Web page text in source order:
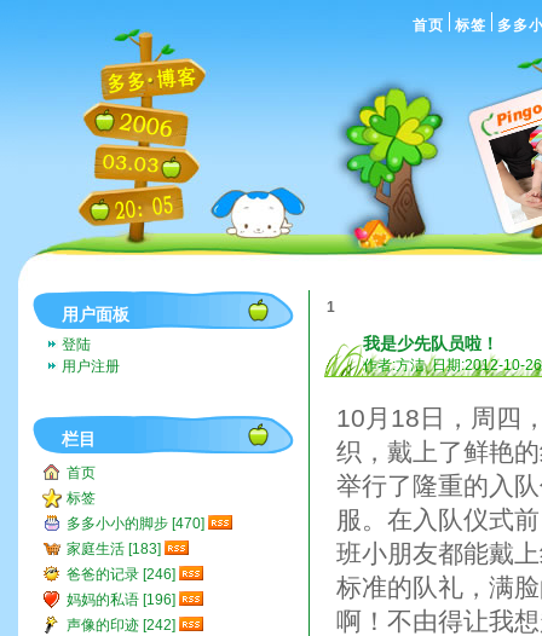
首页 标签 多多
1
我是少先队员啦！
作者:方洁 日期:2012-10-26
10月18日，周四
织，戴上了鲜艳
举行了隆重的入
服。在入队仪式
班小朋友都能戴
标准的队礼，满
啊！不由得让我
用户面板
登陆
用户注册
栏目
首页
标签
多多小小的脚步 [470]
家庭生活 [183]
爸爸的记录 [246]
妈妈的私语 [196]
声像的印迹 [242]